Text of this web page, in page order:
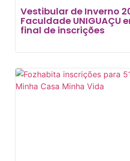
Vestibular de Inverno
Faculdade UNIGUAÇU
final de inscrições